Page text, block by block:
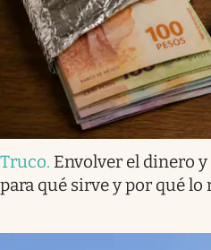
Truco. Envolver el dinero
para qué sirve y por qué